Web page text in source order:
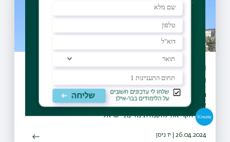
הודעת ור"ה על ההפגנות האלימות וגילויי
האנטישמיות בקמפוסים בארה"ב
ראשי אוניברסיטאות המחקר בישראל: "חופש הביטוי הוא נשמת
אפן של הדמוקרטיה ושל האקדמיה, אבל הוא אינו מתיר אלימות
ואת הקריאה להשמדת מדינת ישראל"
26.04.2024 | יז ניסן